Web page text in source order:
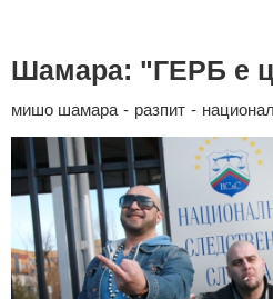
Шамара: "ГЕРБ е
мишо шамара - разпит -